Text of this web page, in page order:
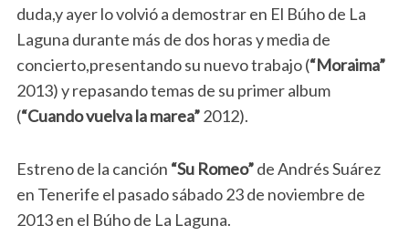
duda,y ayer lo volvió a demostrar en El Búho de La
Laguna durante más de dos horas y media de
concierto,presentando su nuevo trabajo (“Moraima”
2013) y repasando temas de su primer album
(“Cuando vuelva la marea”2012).
Estreno de la canción “Su Romeo”de Andrés Suárez
en Tenerife el pasado sábado 23 de noviembre de
2013 en el Búho de La Laguna.